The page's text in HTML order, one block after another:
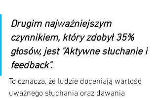
Drugim najważniejszym
czynnikiem, który zdobył 35%
głosów, jest "Aktywne słuchanie i
feedback".
To oznacza, że ludzie doceniają wartość
uważnego słuchania oraz dawania